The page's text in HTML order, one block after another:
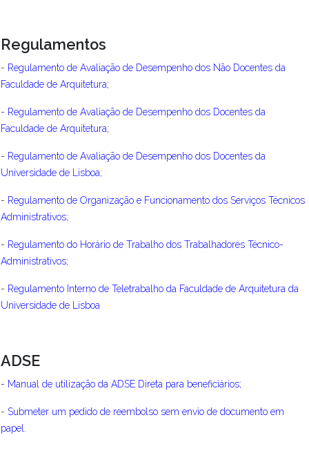
Regulamentos
- Regulamento de Avaliação de Desempenho dos Não Docentes da
Faculdade de Arquitetura;
- Regulamento de Avaliação de Desempenho dos Docentes da
Faculdade de Arquitetura;
- Regulamento de Avaliação de Desempenho dos Docentes da
Universidade de Lisboa;
- Regulamento de Organização e Funcionamento dos Serviços Técnicos
Administrativos;
- Regulamento do Horário de Trabalho dos Trabalhadores Técnico-
Administrativos;
- Regulamento Interno de Teletrabalho da Faculdade de Arquitetura da
Universidade de Lisboa
ADSE
- Manual de utilização da ADSE Direta para beneficiários;
- Submeter um pedido de reembolso sem envio de documento em
papel.